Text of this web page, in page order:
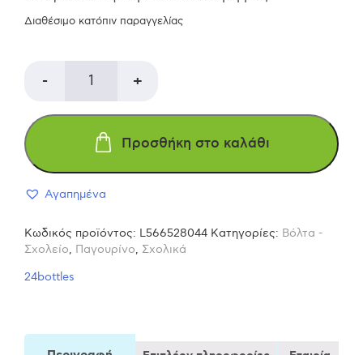
16,90 €.είναι:
Διαθέσιμο κατόπιν παραγγελίας
- 24Bottles
Ανοξείδωτο
250
ml
jungle
+
Προσθήκη στο καλάθι
Αγαπημένα
Κωδικός προϊόντος: L566528044 Κατηγορίες: Βόλτα -
Σχολείο, Παγουρίνο, Σχολικά
24bottles